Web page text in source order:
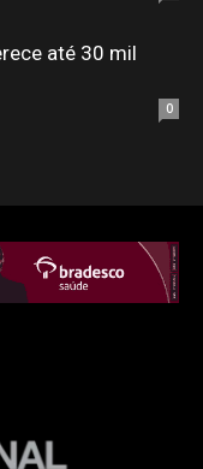
até 30 mil
0